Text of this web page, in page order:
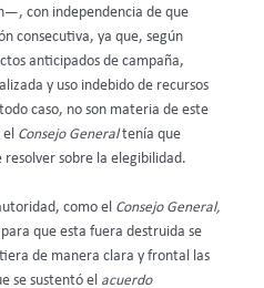
con independencia de que
consecutiva, ya que, según
anticipados de campaña,
y uso indebido de recursos
caso, no son materia de este
Consejo Generaltenía que
sobre la elegibilidad.
como el Consejo General,
que esta fuera destruida se
de manera clara y frontal las
se sustentó el acuerdo